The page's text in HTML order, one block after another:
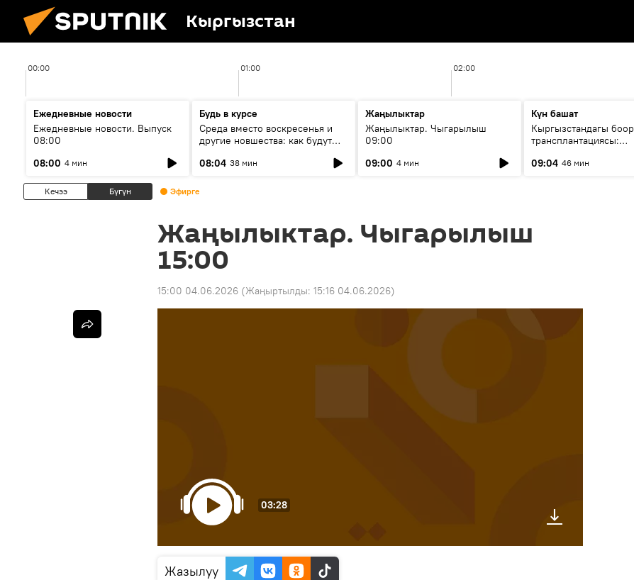
Кыргызстан
00:00 01:00 02:00
Ежедневные новости
Ежедневные новости. Выпуск
08:00
08:00 4 мин
Будь в курсе
Среда вместо воскресенья и
другие новшества: как будут
08:04 38 мин
Жаңылыктар
Жаңылыктар. Чыгарылыш
09:00
09:00 4 мин
Күн башат
Кыргызстандагы боор
трансплантациясы:
келечеги
09:04 46 мин
Кечээ Бүгүн Эфирге
Жаңылыктар. Чыгарылыш
15:00
15:00 04.06.2026 (Жаңыртылды: 15:16 04.06.2026)
03:28
Жазылуу